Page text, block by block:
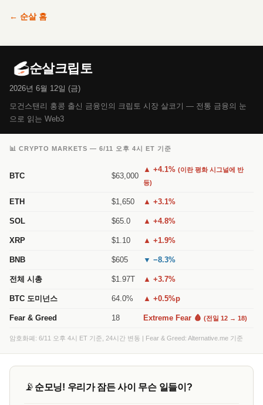
← 순살 홈
순살크립토
2026년 6월 12일 (금)
모건스탠리 홍콩 출신 금융인의 크립토 시장 살코기 — 전통 금융의 눈
으로 읽는 Web3
📊 CRYPTO MARKETS — 6/11 오후 4시 ET 기준
BTC $63,000
▲ +4.1% (이란 평화 시그널에 반
등)
ETH $1,650 ▲ +3.1%
SOL $65.0 ▲ +4.8%
XRP $1.10 ▲ +1.9%
BNB $605 ▼ −8.3%
전체 시총 $1.97T ▲ +3.7%
BTC 도미넌스 64.0% ▲ +0.5%p
Fear & Greed 18 Extreme Fear 🩸 (전일 12 → 18)
암호화폐: 6/11 오후 4시 ET 기준, 24시간 변동 | Fear & Greed: Alternative.me 기준
📡 순모닝! 우리가 잠든 사이 무슨 일들이?